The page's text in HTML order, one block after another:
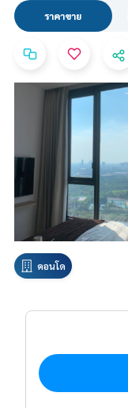
ราคาขาย
คอนโด